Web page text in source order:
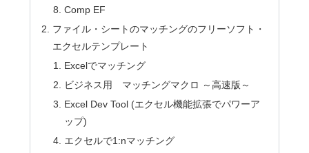
Comp EF
ファイル・シートのマッチングのフリーソフト・
エクセルテンプレート
Excelでマッチング
ビジネス用 マッチングマクロ ～高速版～
Excel Dev Tool (エクセル機能拡張でパワーア
ップ)
エクセルで1:nマッチング